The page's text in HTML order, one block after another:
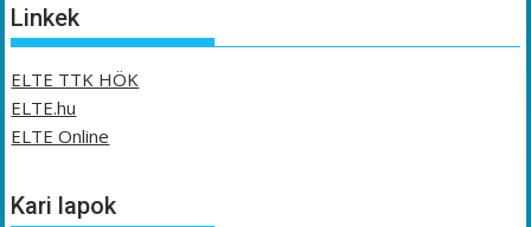
Linkek
ELTE TTK HÖK
ELTE.hu
ELTE Online
Kari lapok